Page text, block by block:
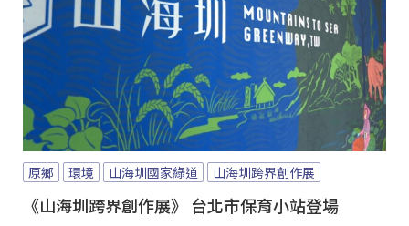
原鄉 環境 山海圳國家綠道 山海圳跨界創作展
《山海圳跨界創作展》 台北市保育小站登場